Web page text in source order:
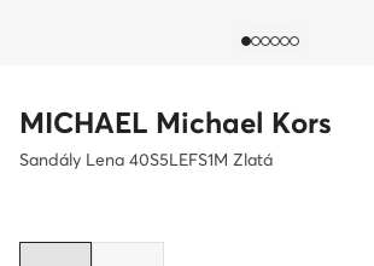
MICHAEL Michael Kors
Sandály Lena 40S5LEFS1M Zlatá